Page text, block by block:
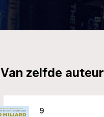
_Van zelfde auteur
9